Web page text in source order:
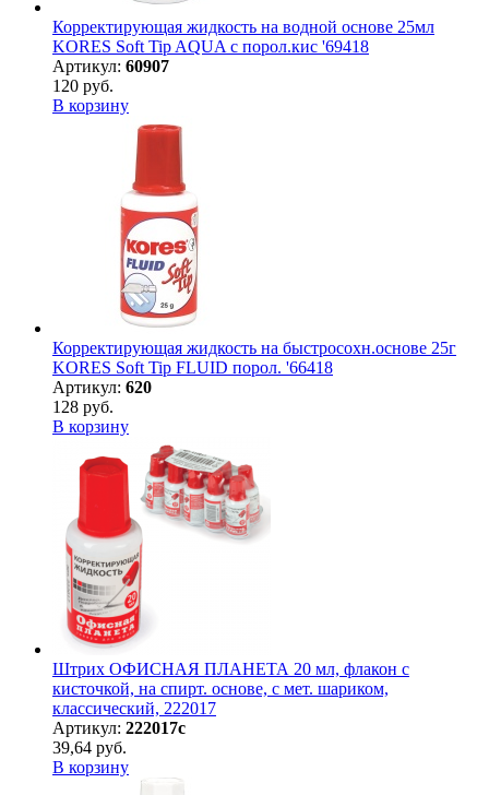
Корректирующая жидкость на водной основе 25мл
KORES Soft Tip AQUA с порол.кис '69418
Артикул: 60907
120 руб.
В корзину
Корректирующая жидкость на быстросохн.основе 25г
KORES Soft Tip FLUID порол. '66418
Артикул: 620
128 руб.
В корзину
Штрих ОФИСНАЯ ПЛАНЕТА 20 мл, флакон с
кисточкой, на спирт. основе, с мет. шариком,
классический, 222017
Артикул: 222017с
39,64 руб.
В корзину